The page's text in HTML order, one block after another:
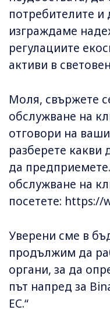
потребителите
изграждаме
регулациите
активи в
Моля, свържете
обслужване на
отговори на
разберете какви
да
обслужване на
посетете: https://
Уверени сме в
продължим да
органи, за да
път напред за
ЕС.“